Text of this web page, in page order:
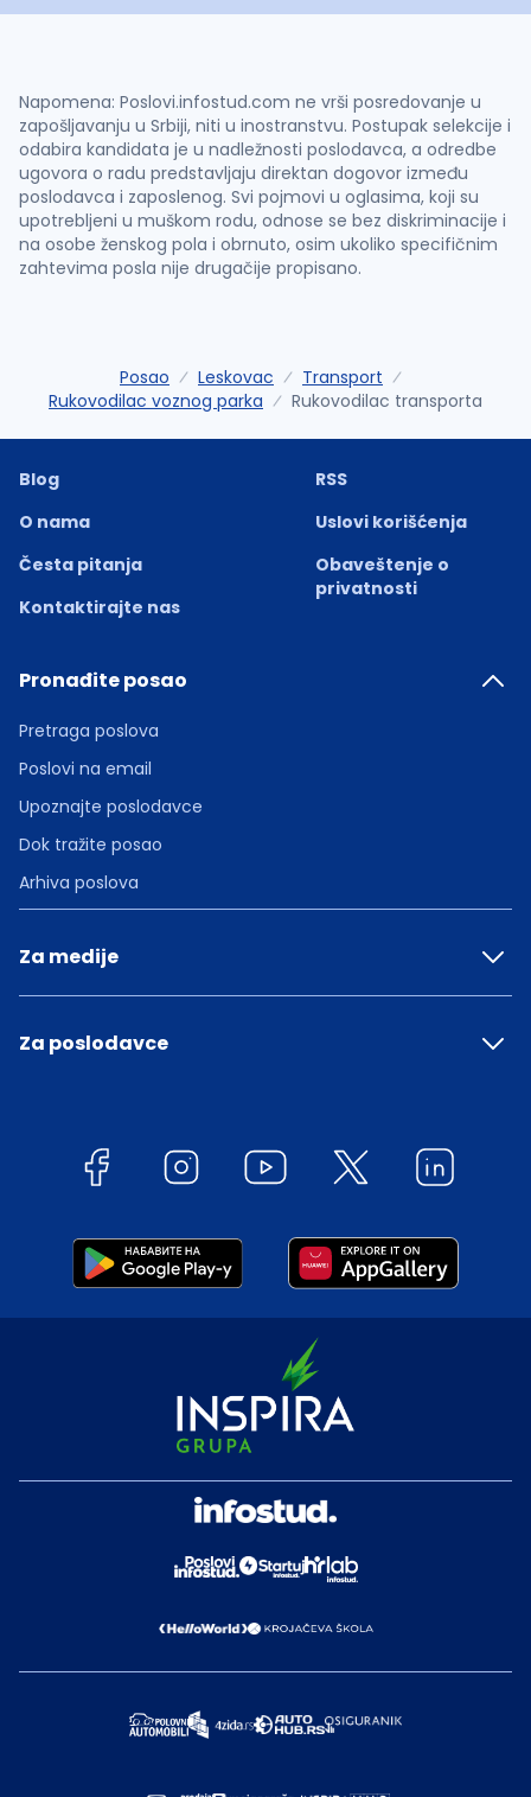
Napomena: Poslovi.infostud.com ne vrši posredovanje u
zapošljavanju u Srbiji, niti u inostranstvu. Postupak selekcije i
odabira kandidata je u nadležnosti poslodavca, a odredbe
ugovora o radu predstavljaju direktan dogovor između
poslodavca i zaposlenog. Svi pojmovi u oglasima, koji su
upotrebljeni u muškom rodu, odnose se bez diskriminacije i
na osobe ženskog pola i obrnuto, osim ukoliko specifičnim
zahtevima posla nije drugačije propisano.
Posao Leskovac
Transport
Rukovodilac voznog parka
Rukovodilac transporta
Blog
O nama
Česta pitanja
Kontaktirajte nas
RSS
Uslovi korišćenja
Obaveštenje o
privatnosti
Pronađite posao
Pretraga poslova
Poslovi na email
Upoznajte poslodavce
Dok tražite posao
Arhiva poslova
Za medije
Za poslodavce